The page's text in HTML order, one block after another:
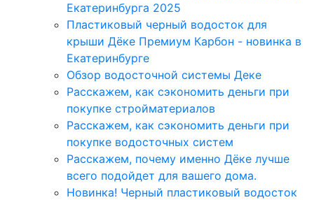
Екатеринбурга 2025
Пластиковый черный водосток для
крыши Дёке Премиум Карбон - новинка в
Екатеринбурге
Обзор водосточной системы Деке
Расскажем, как сэкономить деньги при
покупке стройматериалов
Расскажем, как сэкономить деньги при
покупке водосточных систем
Расскажем, почему именно Дёке лучше
всего подойдет для вашего дома.
Новинка! Черный пластиковый водосток